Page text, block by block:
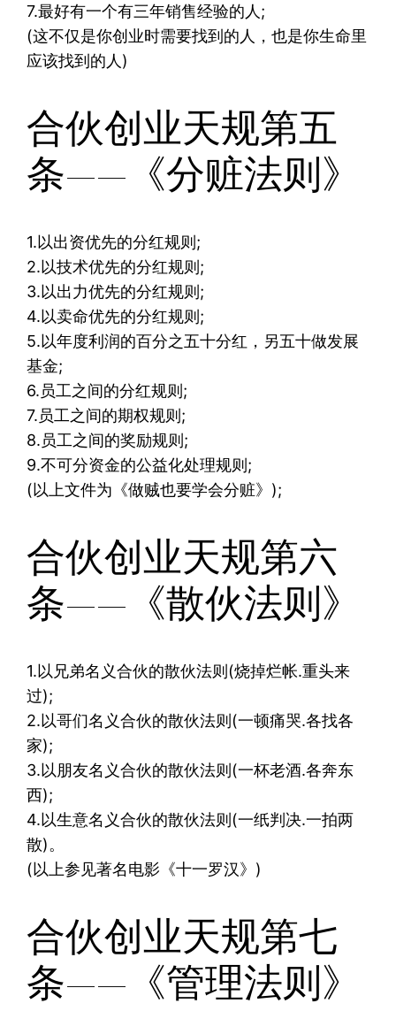
7.最好有一个有三年销售经验的人;
(这不仅是你创业时需要找到的人，也是你生命里
应该找到的人)
合伙创业天规第五
条——《分赃法则》
1.以出资优先的分红规则;
2.以技术优先的分红规则;
3.以出力优先的分红规则;
4.以卖命优先的分红规则;
5.以年度利润的百分之五十分红，另五十做发展
基金;
6.员工之间的分红规则;
7.员工之间的期权规则;
8.员工之间的奖励规则;
9.不可分资金的公益化处理规则;
(以上文件为《做贼也要学会分赃》);
合伙创业天规第六
条——《散伙法则》
1.以兄弟名义合伙的散伙法则(烧掉烂帐.重头来
过);
2.以哥们名义合伙的散伙法则(一顿痛哭.各找各
家);
3.以朋友名义合伙的散伙法则(一杯老酒.各奔东
西);
4.以生意名义合伙的散伙法则(一纸判决.一拍两
散)。
(以上参见著名电影《十一罗汉》)
合伙创业天规第七
条——《管理法则》